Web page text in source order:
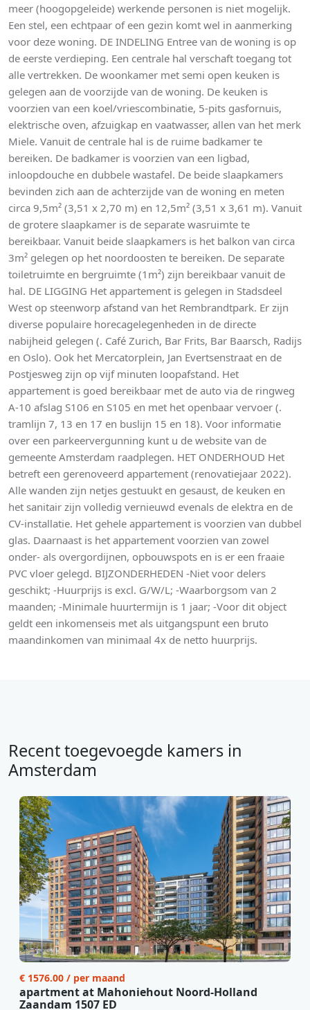
meer (hoogopgeleide) werkende personen is niet mogelijk.
Een stel, een echtpaar of een gezin komt wel in aanmerking
voor deze woning. DE INDELING Entree van de woning is op
de eerste verdieping. Een centrale hal verschaft toegang tot
alle vertrekken. De woonkamer met semi open keuken is
gelegen aan de voorzijde van de woning. De keuken is
voorzien van een koel/vriescombinatie, 5-pits gasfornuis,
elektrische oven, afzuigkap en vaatwasser, allen van het merk
Miele. Vanuit de centrale hal is de ruime badkamer te
bereiken. De badkamer is voorzien van een ligbad,
inloopdouche en dubbele wastafel. De beide slaapkamers
bevinden zich aan de achterzijde van de woning en meten
circa 9,5m² (3,51 x 2,70 m) en 12,5m² (3,51 x 3,61 m). Vanuit
de grotere slaapkamer is de separate wasruimte te
bereikbaar. Vanuit beide slaapkamers is het balkon van circa
3m² gelegen op het noordoosten te bereiken. De separate
toiletruimte en bergruimte (1m²) zijn bereikbaar vanuit de
hal. DE LIGGING Het appartement is gelegen in Stadsdeel
West op steenworp afstand van het Rembrandtpark. Er zijn
diverse populaire horecagelegenheden in de directe
nabijheid gelegen (. Café Zurich, Bar Frits, Bar Baarsch, Radijs
en Oslo). Ook het Mercatorplein, Jan Evertsenstraat en de
Postjesweg zijn op vijf minuten loopafstand. Het
appartement is goed bereikbaar met de auto via de ringweg
A-10 afslag S106 en S105 en met het openbaar vervoer (.
tramlijn 7, 13 en 17 en buslijn 15 en 18). Voor informatie
over een parkeervergunning kunt u de website van de
gemeente Amsterdam raadplegen. HET ONDERHOUD Het
betreft een gerenoveerd appartement (renovatiejaar 2022).
Alle wanden zijn netjes gestuukt en gesaust, de keuken en
het sanitair zijn volledig vernieuwd evenals de elektra en de
CV-installatie. Het gehele appartement is voorzien van dubbel
glas. Daarnaast is het appartement voorzien van zowel
onder- als overgordijnen, opbouwspots en is er een fraaie
PVC vloer gelegd. BIJZONDERHEDEN -Niet voor delers
geschikt; -Huurprijs is excl. G/W/L; -Waarborgsom van 2
maanden; -Minimale huurtermijn is 1 jaar; -Voor dit object
geldt een inkomenseis met als uitgangspunt een bruto
maandinkomen van minimaal 4x de netto huurprijs.
Recent toegevoegde kamers in
Amsterdam
€ 1576.00 / per maand
apartment at Mahoniehout Noord-Holland
Zaandam 1507 ED